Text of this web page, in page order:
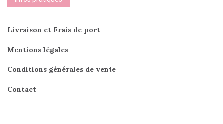
Livraison et Frais de port
Mentions légales
Conditions générales de vente
Contact